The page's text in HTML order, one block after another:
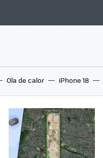
Ola de calor iPhone 18